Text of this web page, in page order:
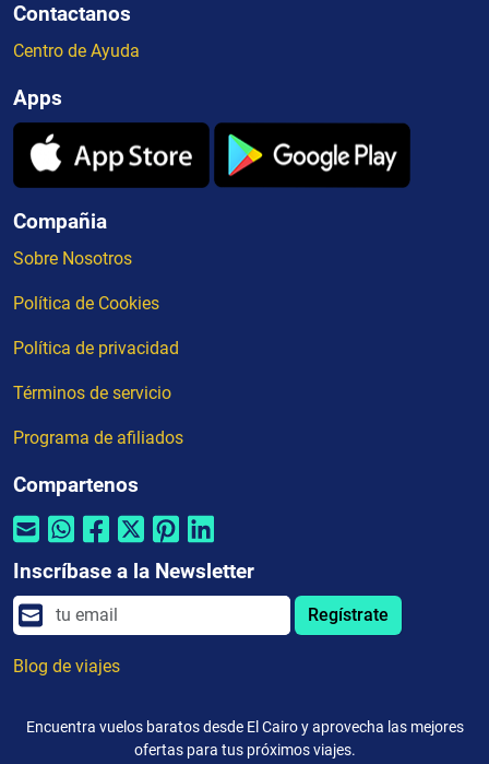
Contactanos
Centro de Ayuda
Apps
Compañia
Sobre Nosotros
Política de Cookies
Política de privacidad
Términos de servicio
Programa de afiliados
Compartenos
Inscríbase a la Newsletter
Regístrate
Blog de viajes
Encuentra vuelos baratos desde El Cairo y aprovecha las mejores
ofertas para tus próximos viajes.